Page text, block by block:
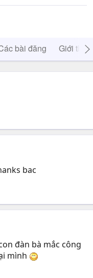
bài đăng Giới thiệu
bac
đàn bà mắc công
mình